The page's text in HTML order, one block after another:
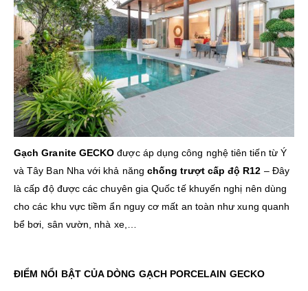
Gạch Granite GECKO được áp dụng công nghệ tiên tiến từ Ý
và Tây Ban Nha với khả năng chống trượt cấp độ R12 – Đây
là cấp độ được các chuyên gia Quốc tế khuyến nghị nên dùng
cho các khu vực tiềm ẩn nguy cơ mất an toàn như xung quanh
bể bơi, sân vườn, nhà xe,…
ĐIỂM NỔI BẬT CỦA DÒNG GẠCH PORCELAIN GECKO